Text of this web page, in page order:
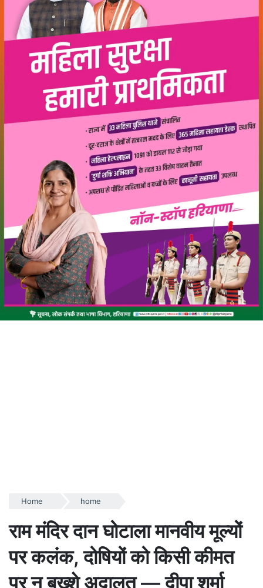
Home home
राम मंदिर दान घोटाला मानवीय मूल्यों
पर कलंक, दोषियों को किसी कीमत
पर न बख्शे अदालत — दीपा शर्मा